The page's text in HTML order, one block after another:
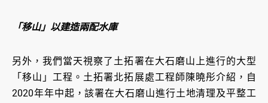
「移山」以建造兩配水庫
另外，我們當天視察了土拓署在大石磨山上進行的大型
「移山」工程。土拓署北拓展處工程師陳曉彤介紹，自
2020年年中起，該署在大石磨山進行土地清理及平整工